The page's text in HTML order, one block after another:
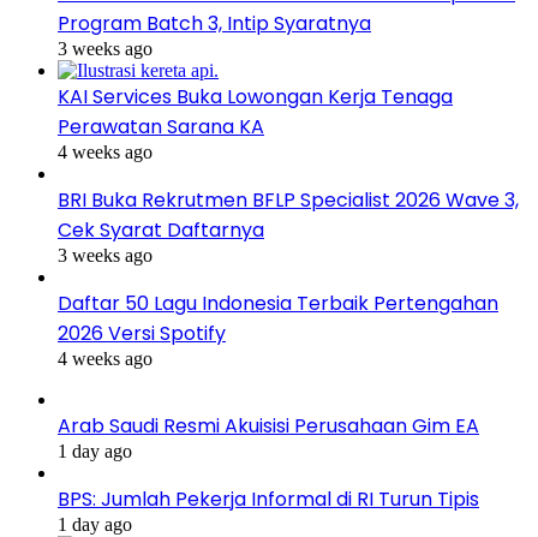
Program Batch 3, Intip Syaratnya
3 weeks ago
KAI Services Buka Lowongan Kerja Tenaga
Perawatan Sarana KA
4 weeks ago
BRI Buka Rekrutmen BFLP Specialist 2026 Wave 3,
Cek Syarat Daftarnya
3 weeks ago
Daftar 50 Lagu Indonesia Terbaik Pertengahan
2026 Versi Spotify
4 weeks ago
Arab Saudi Resmi Akuisisi Perusahaan Gim EA
1 day ago
BPS: Jumlah Pekerja Informal di RI Turun Tipis
1 day ago